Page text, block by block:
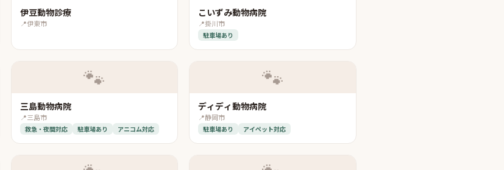
伊豆動物診療
📍伊東市
こいずみ動物病院
📍掛川市
駐車場あり
🐾
三島動物病院
📍三島市
救急・夜間対応 駐車場あり アニコム対応
🐾
ディディ動物病院
📍静岡市
駐車場あり アイペット対応